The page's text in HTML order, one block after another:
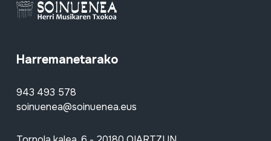
Harremanetarako
943 493 578
soinuenea@soinuenea.eus